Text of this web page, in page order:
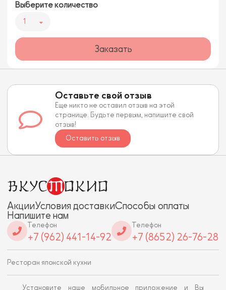
Выберите количество
1
Заказать
Оставьте свой отзыв
Еще никто не оставил отзыв на этой
странице. Будьте первым, напишите свой
отзыв!
Оставить отзыв
АкцииУсловия доставкиСпособы оплаты
Напишите нам
Телефон
+7 (962) 441-14-92
Телефон
+7 (8652) 26-76-28
Ресторан японской кухни
Установите наше мобильное приложение и Вы